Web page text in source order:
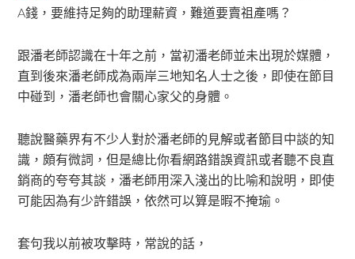
A錢，要維持足夠的助理薪資，難道要賣祖產嗎？
跟潘老師認識在十年之前，當初潘老師並未出現於媒體，
直到後來潘老師成為兩岸三地知名人士之後，即使在節目
中碰到，潘老師也會關心家父的身體。
聽說醫藥界有不少人對於潘老師的見解或者節目中談的知
識，頗有微詞，但是總比你看網路錯誤資訊或者聽不良直
銷商的夸夸其談，潘老師用深入淺出的比喻和說明，即使
可能因為有少許錯誤，依然可以算是暇不掩瑜。
套句我以前被攻擊時，常說的話，